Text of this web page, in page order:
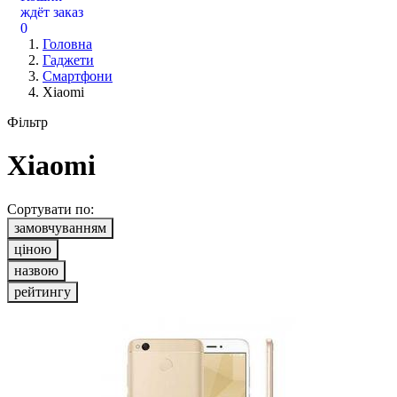
ждёт заказ
0
Головна
Гаджети
Смартфони
Xiaomi
Фільтр
Xiaomi
Сортувати по:
замовчуванням
ціною
назвою
рейтингу